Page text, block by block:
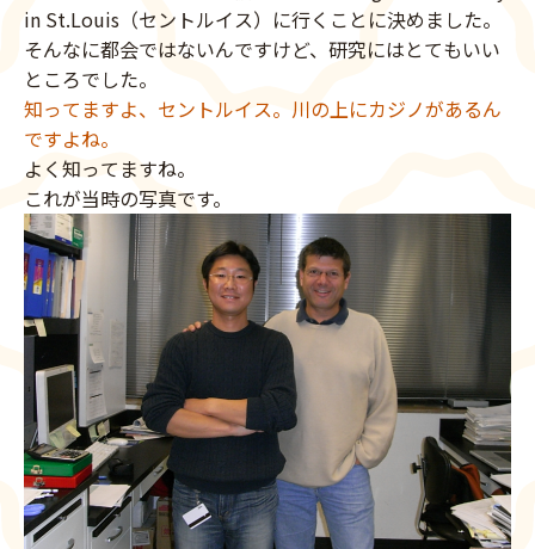
in St.Louis（セントルイス）に行くことに決めました。
そんなに都会ではないんですけど、研究にはとてもいい
ところでした。
知ってますよ、セントルイス。川の上にカジノがあるん
ですよね。
よく知ってますね。
これが当時の写真です。